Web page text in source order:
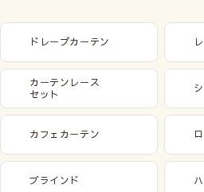
ドレープカーテン
カーテンレース
セット
カフェカーテン
ブラインド